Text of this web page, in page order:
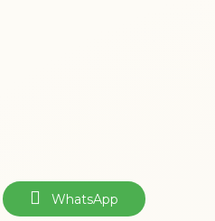
WhatsApp